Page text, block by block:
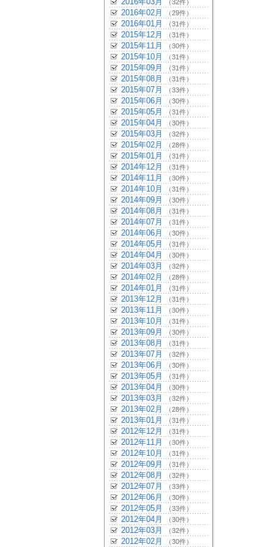
（32件）
2016年02月 （29件）
2016年01月 （31件）
2015年12月 （31件）
2015年11月 （30件）
2015年10月 （31件）
2015年09月 （31件）
2015年08月 （31件）
2015年07月 （33件）
2015年06月 （30件）
2015年05月 （31件）
2015年04月 （30件）
2015年03月 （32件）
2015年02月 （28件）
2015年01月 （31件）
2014年12月 （31件）
2014年11月 （30件）
2014年10月 （31件）
2014年09月 （30件）
2014年08月 （31件）
2014年07月 （31件）
2014年06月 （30件）
2014年05月 （31件）
2014年04月 （30件）
2014年03月 （32件）
2014年02月 （28件）
2014年01月 （31件）
2013年12月 （31件）
2013年11月 （30件）
2013年10月 （31件）
2013年09月 （30件）
2013年08月 （31件）
2013年07月 （32件）
2013年06月 （30件）
2013年05月 （31件）
2013年04月 （30件）
2013年03月 （32件）
2013年02月 （28件）
2013年01月 （31件）
2012年12月 （31件）
2012年11月 （30件）
2012年10月 （31件）
2012年09月 （31件）
2012年08月 （32件）
2012年07月 （33件）
2012年06月 （30件）
2012年05月 （33件）
2012年04月 （30件）
2012年03月 （32件）
2012年02月 （30件）